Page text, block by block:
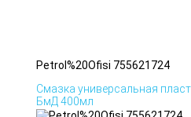
Petrol%20Ofisi 755621724
Смазка универсальная
БмД 400мл